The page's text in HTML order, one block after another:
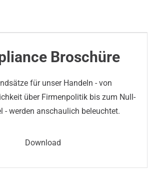
Broschüre
für unser Handeln - von
über Firmenpolitik bis zum Null-
- werden anschaulich beleuchtet.
Download